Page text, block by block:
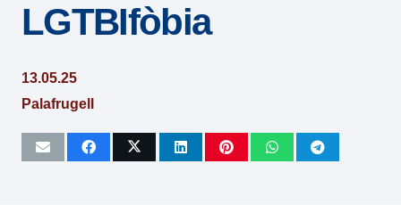
LGTBIfòbia
13.05.25
Palafrugell